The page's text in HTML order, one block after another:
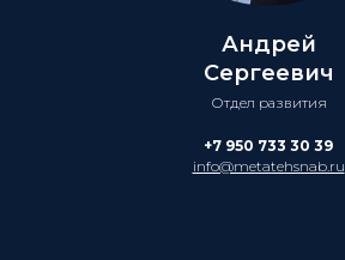
Андрей
Сергеевич
Отдел развития
+7 950 733 30 39
info@metatehsnab.ru